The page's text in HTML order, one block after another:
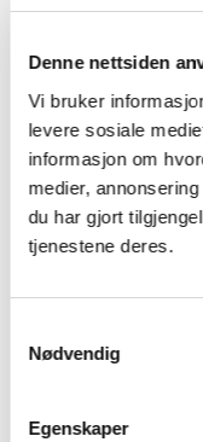
Denne nettsiden
Vi bruker
levere sosiale
informasjon om
medier,
du har gjort
tjenestene deres.
Nødvendig
Egenskaper
målet å bidra til